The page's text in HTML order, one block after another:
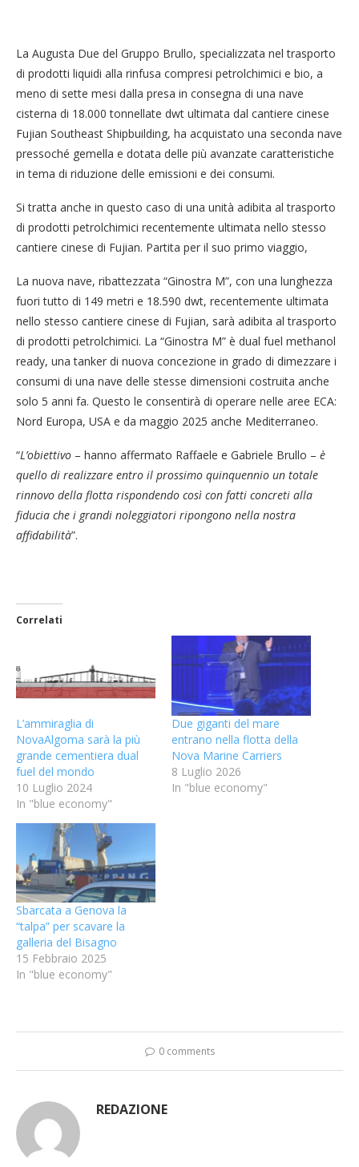
La Augusta Due del Gruppo Brullo, specializzata nel trasporto
di prodotti liquidi alla rinfusa compresi petrolchimici e bio, a
meno di sette mesi dalla presa in consegna di una nave
cisterna di 18.000 tonnellate dwt ultimata dal cantiere cinese
Fujian Southeast Shipbuilding, ha acquistato una seconda nave
pressoché gemella e dotata delle più avanzate caratteristiche
in tema di riduzione delle emissioni e dei consumi.
Si tratta anche in questo caso di una unità adibita al trasporto
di prodotti petrolchimici recentemente ultimata nello stesso
cantiere cinese di Fujian. Partita per il suo primo viaggio,
La nuova nave, ribattezzata “Ginostra M”, con una lunghezza
fuori tutto di 149 metri e 18.590 dwt, recentemente ultimata
nello stesso cantiere cinese di Fujian, sarà adibita al trasporto
di prodotti petrolchimici. La “Ginostra M” è dual fuel methanol
ready, una tanker di nuova concezione in grado di dimezzare i
consumi di una nave delle stesse dimensioni costruita anche
solo 5 anni fa. Questo le consentirà di operare nelle aree ECA:
Nord Europa, USA e da maggio 2025 anche Mediterraneo.
“L’obiettivo – hanno affermato Raffaele e Gabriele Brullo – è
quello di realizzare entro il prossimo quinquennio un totale
rinnovo della flotta rispondendo così con fatti concreti alla
fiducia che i grandi noleggiatori ripongono nella nostra
affidabilità”.
Correlati
L’ammiraglia di
NovaAlgoma sarà la più
grande cementiera dual
fuel del mondo
10 Luglio 2024
In "blue economy"
Due giganti del mare
entrano nella flotta della
Nova Marine Carriers
8 Luglio 2026
In "blue economy"
Sbarcata a Genova la
“talpa” per scavare la
galleria del Bisagno
15 Febbraio 2025
In "blue economy"
0 comments
REDAZIONE